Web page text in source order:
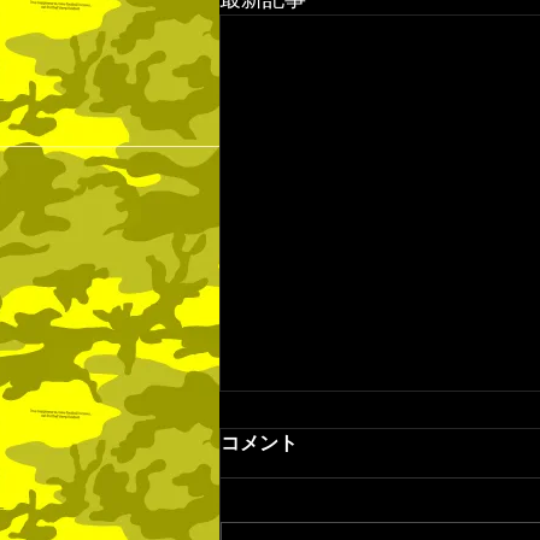
6月14日の試合結果
6月14日（日） 埼玉県3部リーグ
コメント